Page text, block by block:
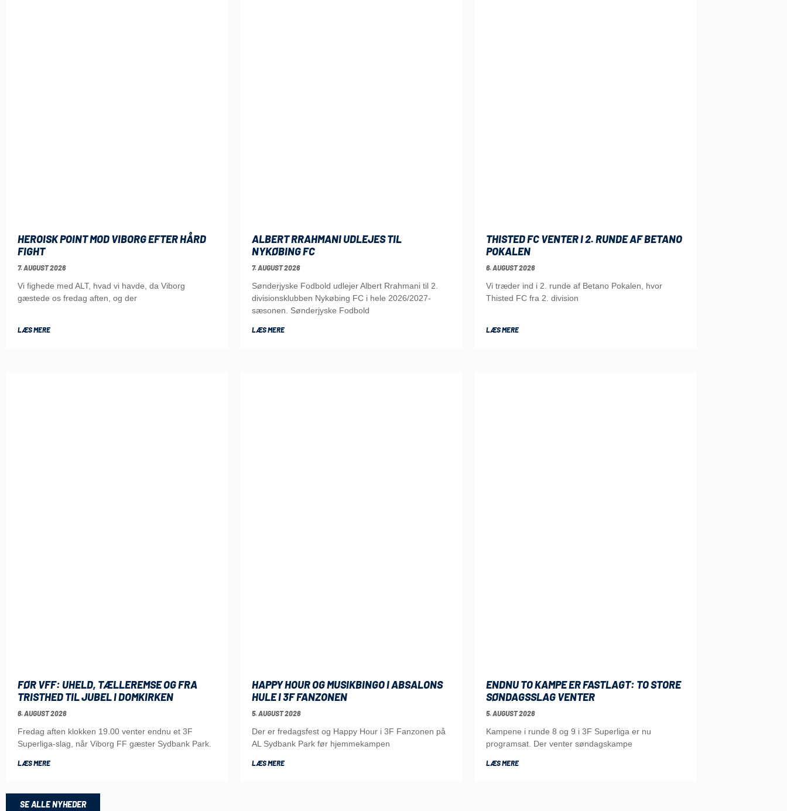
HEROISK POINT MOD VIBORG EFTER HÅRD
FIGHT
7. AUGUST 2026
Vi fighede med ALT, hvad vi havde, da Viborg
gæstede os fredag aften, og der
LÆS MERE
ALBERT RRAHMANI UDLEJES TIL
NYKØBING FC
7. AUGUST 2026
Sønderjyske Fodbold udlejer Albert Rrahmani til 2.
divisionsklubben Nykøbing FC i hele 2026/2027-
sæsonen. Sønderjyske Fodbold
LÆS MERE
THISTED FC VENTER I 2. RUNDE AF BETANO
POKALEN
6. AUGUST 2026
Vi træder ind i 2. runde af Betano Pokalen, hvor
Thisted FC fra 2. division
LÆS MERE
FØR VFF: UHELD, TÆLLEREMSE OG FRA
TRISTHED TIL JUBEL I DOMKIRKEN
6. AUGUST 2026
Fredag aften klokken 19.00 venter endnu et 3F
Superliga-slag, når Viborg FF gæster Sydbank Park.
LÆS MERE
HAPPY HOUR OG MUSIKBINGO I ABSALONS
HULE I 3F FANZONEN
5. AUGUST 2026
Der er fredagsfest og Happy Hour i 3F Fanzonen på
AL Sydbank Park før hjemmekampen
LÆS MERE
ENDNU TO KAMPE ER FASTLAGT: TO STORE
SØNDAGSSLAG VENTER
5. AUGUST 2026
Kampene i runde 8 og 9 i 3F Superliga er nu
programsat. Der venter søndagskampe
LÆS MERE
SE ALLE NYHEDER